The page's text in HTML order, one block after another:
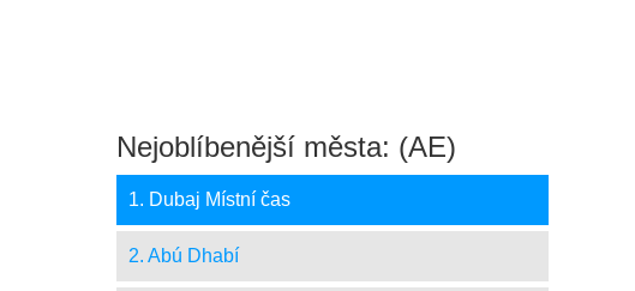
Nejoblíbenější města: (AE)
1. Dubaj Místní čas
2. Abú Dhabí